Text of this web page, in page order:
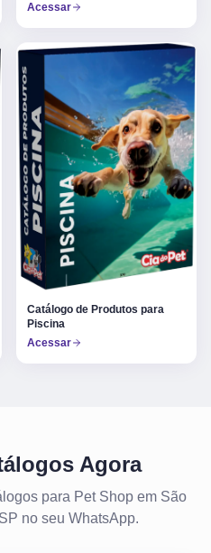
Acessar
Catálogo de Produtos para
Piscina
Acessar
Agora
para Pet Shop em São
no seu WhatsApp.